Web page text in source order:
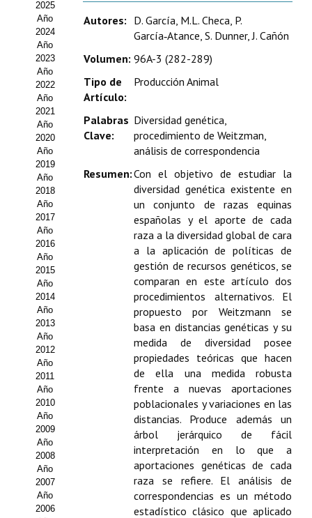
Estatutos
Hacerse socio
Noticias
Galería de Fotos
Web AIDA 2.0
REVISTA ITEA
Presentación ITEA
Equipo Editorial
Leer revista ITEA
Directrices para autores/as
Políticas Editoriales
Propuesta Volumen Especial
Sello Calidad FECYT
Premio Prensa Agraria
Buscador de Artículos
JORNADAS AIDA
Presentación Jornadas
Comunicaciones
2025
Año
2024
Año
2023
Año
2022
Año
2021
Año
2020
Año
2019
Año
2018
Año
2017
Año
2016
Año
2015
Año
2014
Año
2013
Año
2012
Año
2011
Año
2010
Año
2009
Año
2008
Año
2007
Año
2006
Autores: D. García, M.L. Checa, P.
García‑Atance, S. Dunner, J. Cañón
Volumen: 96A-3 (282-289)
Tipo de
Artículo:
Producción Animal
Palabras
Clave:
Diversidad genética,
procedimiento de Weitzman,
análisis de correspondencia
Resumen:Con el objetivo de estudiar la
diversidad genética existente en
un conjunto de razas equinas
españolas y el aporte de cada
raza a la diversidad global de cara
a la aplicación de políticas de
gestión de recursos genéticos, se
comparan en este artículo dos
procedimientos alternativos. El
propuesto por Weitzmann se
basa en distancias genéticas y su
medida de diversidad posee
propiedades teóricas que hacen
de ella una medida robusta
frente a nuevas aportaciones
poblacionales y variaciones en las
distancias. Produce además un
árbol jerárquico de fácil
interpretación en lo que a
aportaciones genéticas de cada
raza se refiere. El análisis de
correspondencias es un método
estadístico clásico que aplicado